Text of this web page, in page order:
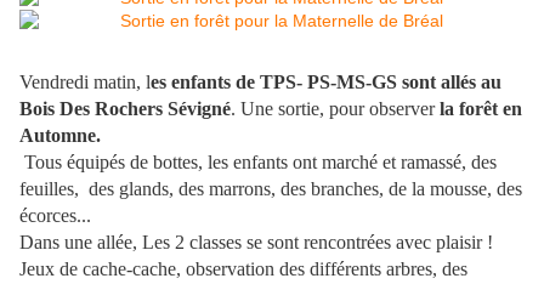
Vendredi matin, les enfants de TPS- PS-MS-GS sont allés au
Bois Des Rochers Sévigné. Une sortie, pour observerla forêt en
Automne.
Tous équipés de bottes, les enfants ont marché et ramassé, des
feuilles, des glands, des marrons, des branches, de la mousse, des
écorces...
Dans une allée, Les 2 classes se sont rencontrées avec plaisir !
Jeux de cache-cache, observation des différents arbres, des